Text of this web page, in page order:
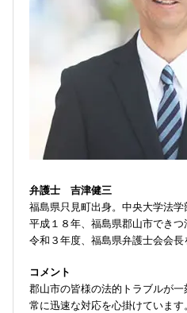
弁護士 吉津健三
福島県只見町出身。中央大学法学
平成１８年、福島県郡山市できつ
令和３年度、福島県弁護士会会長
コメント
郡山市の皆様の法的トラブルが一
常に迅速な対応を心掛けていま